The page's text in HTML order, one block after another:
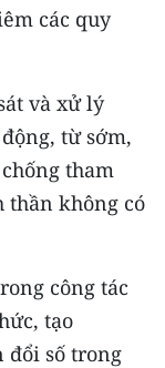
các quy
và xử lý
từ sớm,
tham
không có
công tác
tạo
đổi số trong